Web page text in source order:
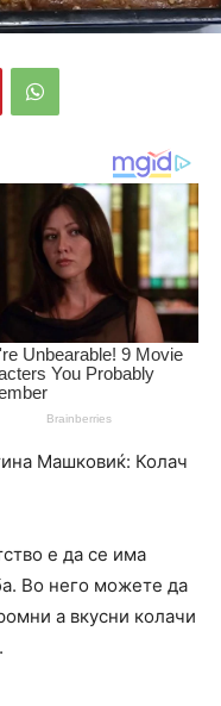
Машковиќ: Колач
е да се има
Во него можете да
а вкусни колачи